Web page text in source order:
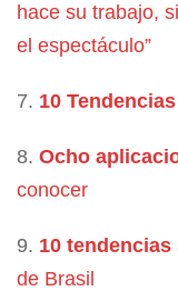
hace su trabajo,
el espectáculo”
7. 10 Tendencias
8. Ocho
conocer
9. 10 tendencias
de Brasil